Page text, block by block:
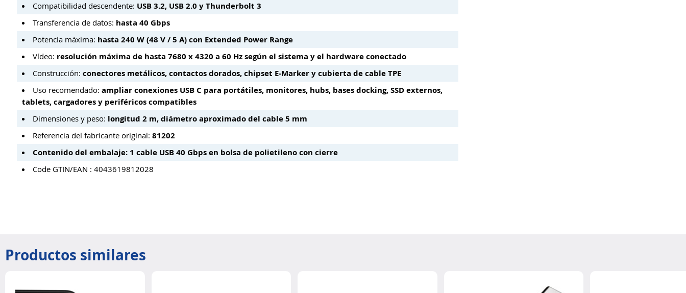
Compatibilidad descendente: USB 3.2, USB 2.0 y Thunderbolt 3
Transferencia de datos: hasta 40 Gbps
Potencia máxima: hasta 240 W (48 V / 5 A) con Extended Power Range
Vídeo: resolución máxima de hasta 7680 x 4320 a 60 Hz según el sistema y el hardware conectado
Construcción: conectores metálicos, contactos dorados, chipset E-Marker y cubierta de cable TPE
Uso recomendado: ampliar conexiones USB C para portátiles, monitores, hubs, bases docking, SSD externos,
tablets, cargadores y periféricos compatibles
Dimensiones y peso: longitud 2 m, diámetro aproximado del cable 5 mm
Referencia del fabricante original: 81202
Contenido del embalaje: 1 cable USB 40 Gbps en bolsa de polietileno con cierre
Code GTIN/EAN : 4043619812028
Productos similares